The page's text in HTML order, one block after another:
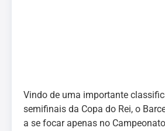
Vindo de uma importante
semifinais da Copa do Rei, o
a se focar apenas no